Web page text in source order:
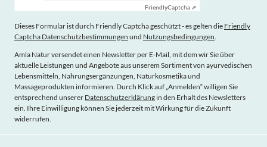
FriendlyCaptcha ⇗
Dieses Formular ist durch Friendly Captcha geschützt - es gelten die Friendly
Captcha Datenschutzbestimmungen und Nutzungsbedingungen.
Amla Natur versendet einen Newsletter per E-Mail, mit dem wir Sie über
aktuelle Leistungen und Angebote aus unserem Sortiment von ayurvedischen
Lebensmitteln, Nahrungsergänzungen, Naturkosmetika und
Massageprodukten informieren. Durch Klick auf „Anmelden“ willigen Sie
entsprechend unserer Datenschutzerklärung in den Erhalt des Newsletters
ein. Ihre Einwilligung können Sie jederzeit mit Wirkung für die Zukunft
widerrufen.